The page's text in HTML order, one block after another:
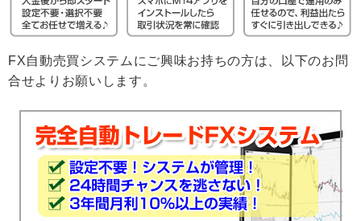
FX自動売買システムにご興味お持ちの方は、以下のお問
合せよりお願いします。